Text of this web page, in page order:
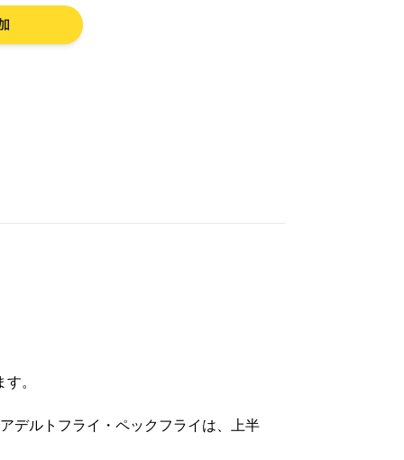
。
ルトフライ・ペックフライは、上半